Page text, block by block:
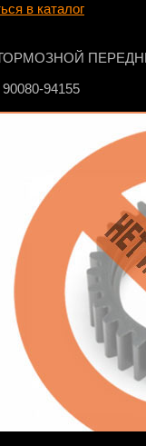
в каталог
90080-94155